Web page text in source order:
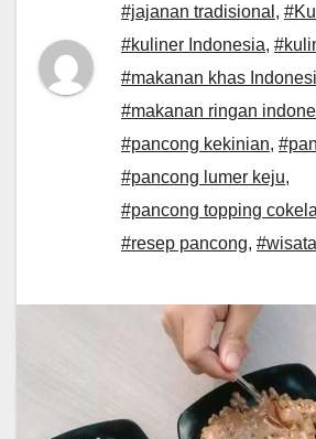
#jajanan tradisional ,
#kuliner Indonesia,
#makanan khas
#makanan ringan
#pancong kekinian,
#pancong lumer keju,
#pancong topping
#resep pancong,